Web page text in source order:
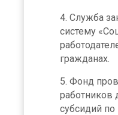
Служба
систему
гражданах.
Фонд
работников
субсидий по